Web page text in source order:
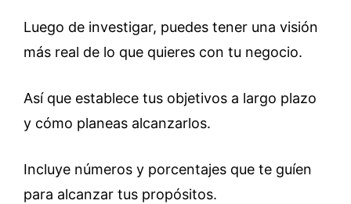
Luego de investigar, puedes tener una visión
más real de lo que quieres con tu negocio.
Así que establece tus objetivos a largo plazo
y cómo planeas alcanzarlos.
Incluye números y porcentajes que te guíen
para alcanzar tus propósitos.